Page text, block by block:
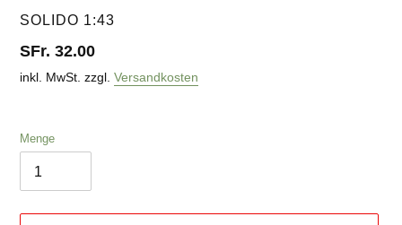
VERKÄUFER
SOLIDO 1:43
Normaler
Preis
SFr. 32.00
inkl. MwSt. zzgl. Versandkosten
Menge